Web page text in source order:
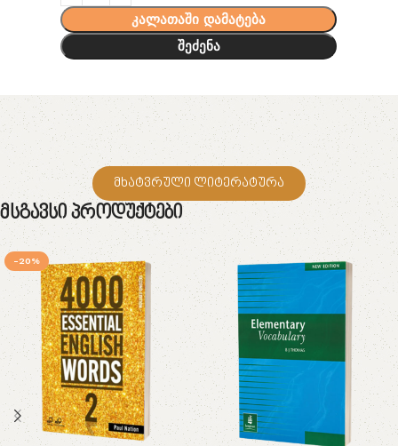
კალათაში დამატება
შეძენა
მხატვრული ლიტერატურა
Მსგავსი Პროდუქტები
-20%